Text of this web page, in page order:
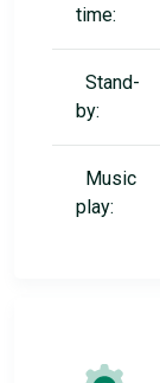
time:
Stand-
by:
Music
play: